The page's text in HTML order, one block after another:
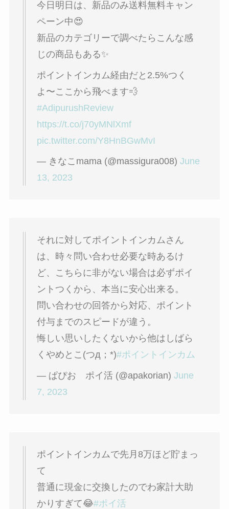
今日明日は、新品のみ送料無料キャン
ペーン中😍
新品のカテゴリーで調べたらこんな感
じの商品もある✨
ポイントインカム経由だと2.5%つく
よ〜ここから飛べます💨
#AdipurushReview
https://t.co/j70yMNlXmf
pic.twitter.com/Y8HnBGwMvI
— きなこmama (@massigura008) June
13, 2023
それに対してポイントインカムさん
は、時々問い合わせ必要な時あるけ
ど、こちらに非がない場合は必ずポイ
ントつくから、本当に安心出来る。
問い合わせの回答から対応、ポイント
付与までのスピードが違う。
悔しい思いしたくないから他はしばら
くやめとこ(つд；*)#ポイントインカム
— ぱぴお ポイ活 (@apakorian) June
7, 2023
ポイントインカムで先月8万ほど貯まっ
て
普通に現金に交換したのでわ家計大助
かりすぎて😂#ポイ活